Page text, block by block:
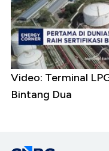
Video: Terminal
Bintang Dua